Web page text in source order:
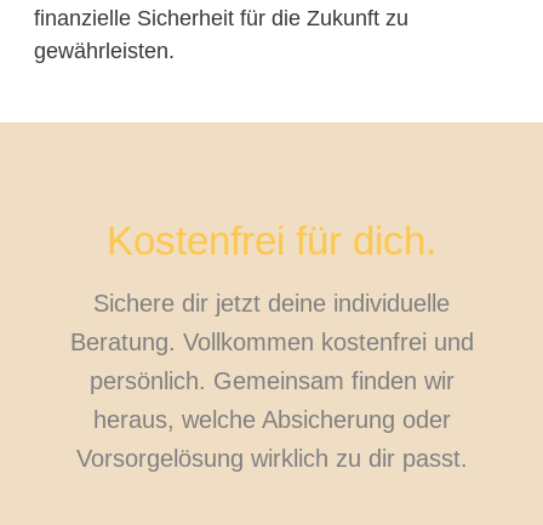
finanzielle Sicherheit für die Zukunft zu
gewährleisten.
Kostenfrei für dich.
Sichere dir jetzt deine individuelle
Beratung. Vollkommen kostenfrei und
persönlich. Gemeinsam finden wir
heraus, welche Absicherung oder
Vorsorgelösung wirklich zu dir passt.